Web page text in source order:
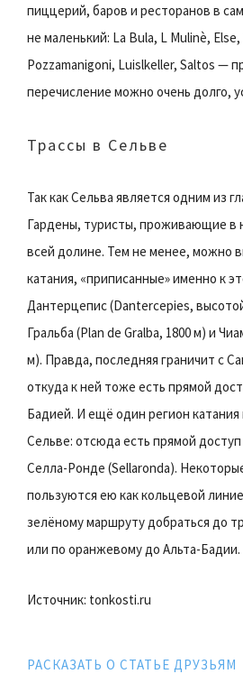
пиццерий, баров и ресторанов в
не маленький: La Bula, L Mulinè, Else,
Pozzamanigoni, Luislkeller, Saltos —
перечисление можно очень долго,
Трассы в Сельве
Так как Сельва является одним из
Гардены, туристы, проживающие в
всей долине. Тем не менее, можно
катания, «приписанные» именно к
Дантерцепис (Dantercepies,
Гральба (Plan de Gralba, 1800 м) и
м). Правда, последняя граничит с
откуда к ней тоже есть прямой
Бадией. И ещё один регион
Сельве: отсюда есть прямой
Селла-Ронде (Sellaronda).
пользуются ею как кольцевой
зелёному маршруту добраться до
или по оранжевому до Альта-Бадии.
Источник: tonkosti.ru
РАСКАЗАТЬ О СТАТЬЕ ДРУЗЬЯМ